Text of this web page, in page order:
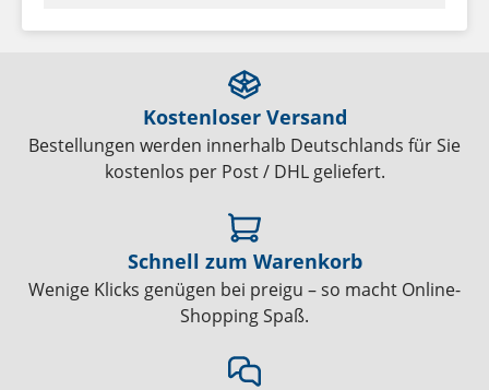
Kostenloser Versand
Bestellungen werden innerhalb Deutschlands für Sie
kostenlos per Post / DHL geliefert.
Schnell zum Warenkorb
Wenige Klicks genügen bei preigu – so macht Online-
Shopping Spaß.